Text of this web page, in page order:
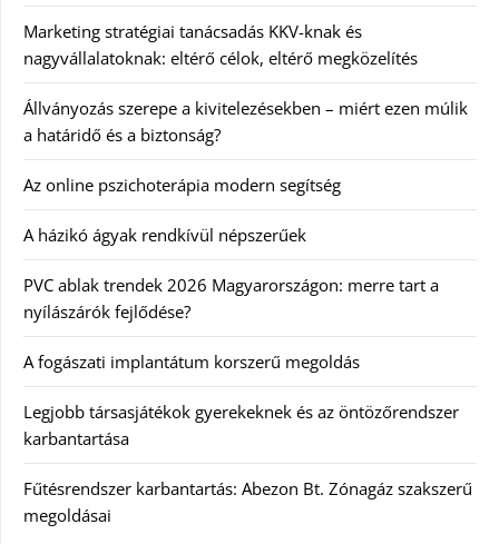
Marketing stratégiai tanácsadás KKV-knak és
nagyvállalatoknak: eltérő célok, eltérő megközelítés
Állványozás szerepe a kivitelezésekben – miért ezen múlik
a határidő és a biztonság?
Az online pszichoterápia modern segítség
A házikó ágyak rendkívül népszerűek
PVC ablak trendek 2026 Magyarországon: merre tart a
nyílászárók fejlődése?
A fogászati implantátum korszerű megoldás
Legjobb társasjátékok gyerekeknek és az öntözőrendszer
karbantartása
Fűtésrendszer karbantartás: Abezon Bt. Zónagáz szakszerű
megoldásai